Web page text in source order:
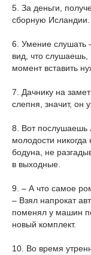
5. За деньги,
сборную Исландии.
6. Умение слушать
вид, что
момент вставить
7. Дачнику на
слепня, значит, он
8. Вот послушаешь
молодости
бодуна, не
в выходные.
9. – А что самое
– Взял напрокат
поменял у машин
новый комплект.
10. Во время